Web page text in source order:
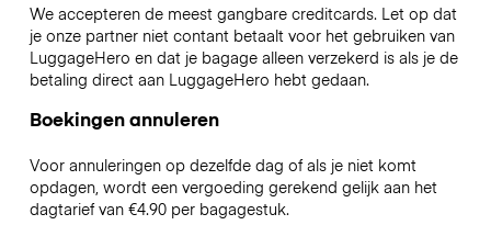
We accepteren de meest gangbare creditcards. Let op dat
je onze partner niet contant betaalt voor het gebruiken van
LuggageHero en dat je bagage alleen verzekerd is als je de
betaling direct aan LuggageHero hebt gedaan.
Boekingen annuleren
Voor annuleringen op dezelfde dag of als je niet komt
opdagen, wordt een vergoeding gerekend gelijk aan het
dagtarief van €4.90 per bagagestuk.